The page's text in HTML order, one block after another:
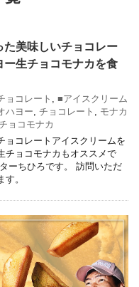
た美味しいチョコレー
ー生チョコモナカを食
ョコレート
■アイスクリーム
ハヨー チョコレート
モナカ
ョコモナカ
ョコレートアイスクリームを
チョコモナカもオススメで
ーちひろです。 訪問いただ
。